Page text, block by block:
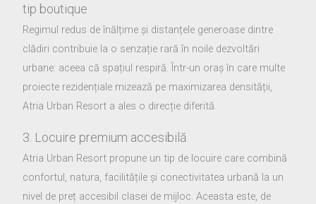
tip boutique
Regimul redus de înălțime și distanțele generoase dintre
clădiri contribuie la o senzație rară în noile dezvoltări
urbane: aceea că spațiul respiră. Într-un oraș în care multe
proiecte rezidențiale mizează pe maximizarea densității,
Atria Urban Resort a ales o direcție diferită.
3. Locuire premium accesibilă
Atria Urban Resort propune un tip de locuire care combină
confortul, natura, facilitățile și conectivitatea urbană la un
nivel de preț accesibil clasei de mijloc. Aceasta este, de